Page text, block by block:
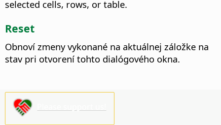
selected cells, rows, or table.
Reset
Obnoví zmeny vykonané na aktuálnej záložke na
stav pri otvorení tohto dialógového okna.